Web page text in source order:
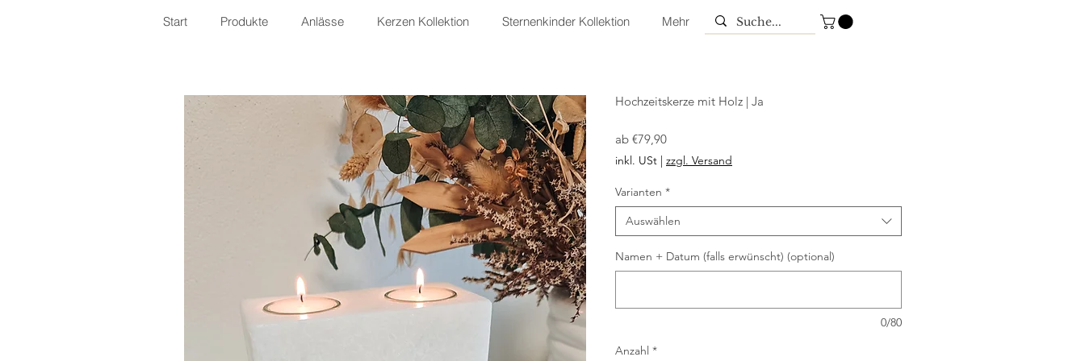
Start Produkte Anlässe Kerzen Kollektion Sternenkinder Kollektion Mehr
Hochzeitskerze mit Holz | Ja
ab €79,90Sale-
Preis
inkl. USt zzgl. Versand
Varianten *
Auswählen
Namen + Datum (falls erwünscht) (optional)
0/80
Anzahl *